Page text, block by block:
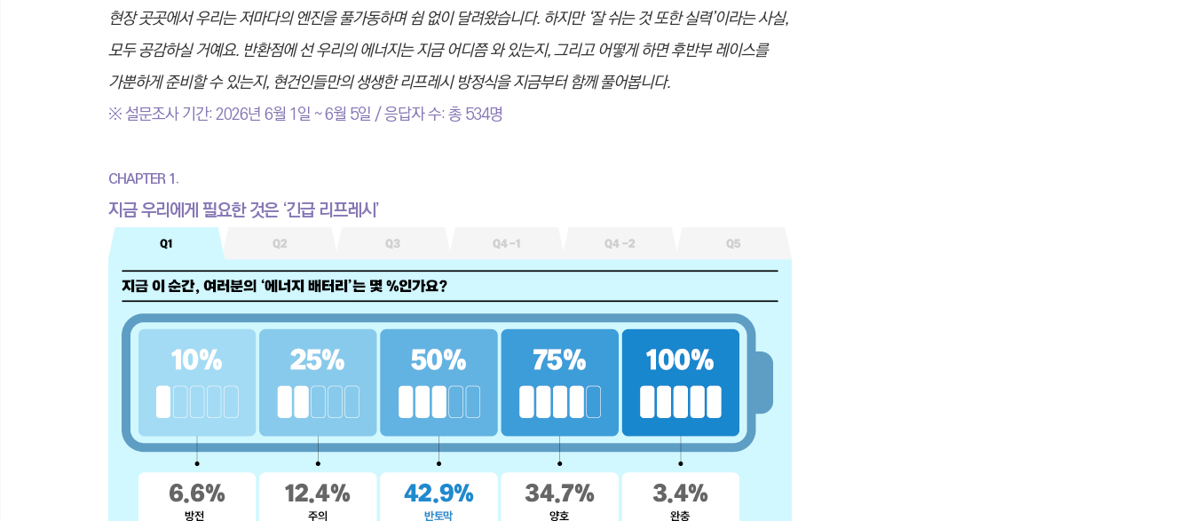
현장 곳곳에서 우리는 저마다의 엔진을 풀가동하며 쉼 없이 달려왔습니다. 하지만 ‘잘 쉬는 것 또한 실력’이라는 사실,
모두 공감하실 거예요. 반환점에 선 우리의 에너지는 지금 어디쯤 와 있는지, 그리고 어떻게 하면 후반부 레이스를
가뿐하게 준비할 수 있는지, 현건인들만의 생생한 리프레시 방정식을 지금부터 함께 풀어봅니다.
※ 설문조사기간: 2026년 6월 1일 ~ 6월 5일 / 응답자 수: 총 534명
CHAPTER 1.
지금 우리에게 필요한 것은 ‘긴급 리프레시’